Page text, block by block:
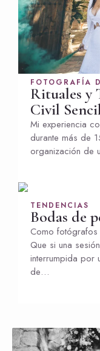
FOTOGRAFÍA
Rituales y
Civil
Mi experiencia
durante más de
organización de
TENDENCIAS
Bodas de
Como
Que si una
interrumpida por
de…